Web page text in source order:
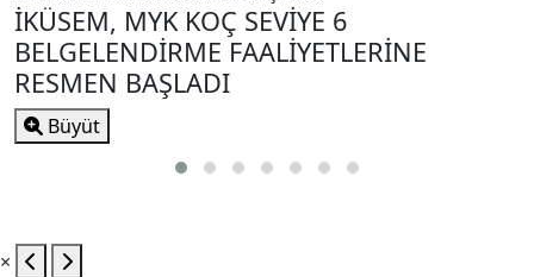
İKÜSEM, MYK KOÇ SEVİYE 6
BELGELENDİRME FAALİYETLERİNE
RESMEN BAŞLADI
Büyüt
×